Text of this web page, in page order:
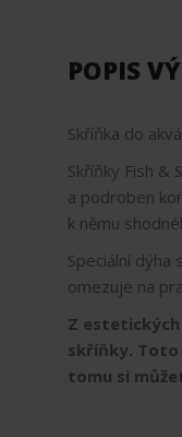
POPIS
Skříňka do
Skříňky Fish
a podroben
k němu
Speciální
omezuje na
Z estetických
skříňky. Toto
tomu si